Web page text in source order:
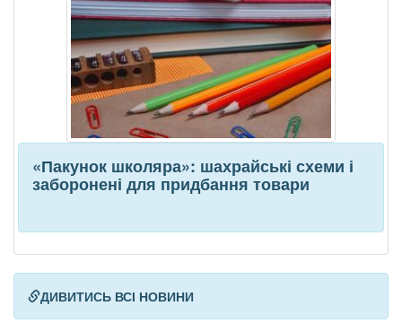
«Пакунок школяра»: шахрайські схеми і
заборонені для придбання товари
ДИВИТИСЬ ВСІ НОВИНИ